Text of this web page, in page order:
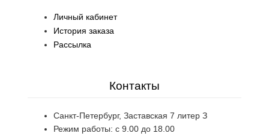
Личный кабинет
История заказа
Рассылка
Контакты
Санкт-Петербург, Заставская 7 литер З
Режим работы: с 9.00 до 18.00